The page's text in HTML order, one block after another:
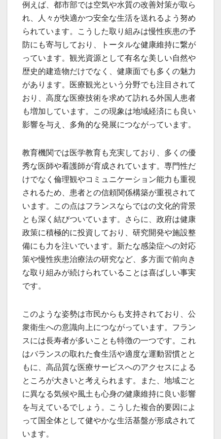
例えば、都市部では空気や水質の改善対策が取ら
れ、人々が快適かつ安全な生活を送れるよう努め
られています。こうした取り組みは慢性疾患の予
防にも寄与しており、トータルな健康維持に繋が
っています。観光資源として有名な美しい自然や
歴史的建造物だけでなく、健康面でも多くの魅力
があります。医療観光という分野でも注目されて
おり、高度な医療技術を求めて訪れる外国人患者
も増加しています。この現象は地域経済にも良い
影響を与え、多角的な発展につながっています。
教育機関では医学教育も充実しており、多くの優
秀な医師や看護師が育成されています。専門性だ
けでなく倫理観やコミュニケーション能力も重視
されるため、患者との信頼関係構築が重視されて
います。この点はフランスならではの文化的背景
とも深く結びついています。さらに、政府は健康
政策に積極的に投資しており、研究開発や施設整
備にも力を注いでいます。新たな感染症への対応
策や慢性疾患治療法の研究など、多方面で前向き
な取り組みが続けられていることは喜ばしい事実
です。
このような姿勢は市民からも支持されており、公
衆衛生への意識向上につながっています。フラン
スには長寿者が多いことも特徴の一つです。これ
はバランスの取れた食生活や適度な運動習慣とと
もに、高品質な医療サービスへのアクセスによる
ところが大きいと考えられます。また、地域ごと
に異なる気候や風土も心身の健康維持に良い影響
を与えているでしょう。こうした複合的要因によ
って国全体として健やかな生活基盤が形成されて
います。